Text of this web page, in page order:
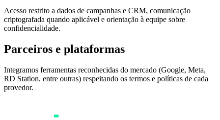
Acesso restrito a dados de campanhas e CRM, comunicação
criptografada quando aplicável e orientação à equipe sobre
confidencialidade.
Parceiros e plataformas
Integramos ferramentas reconhecidas do mercado (Google, Meta,
RD Station, entre outras) respeitando os termos e políticas de cada
provedor.